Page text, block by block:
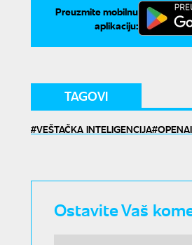
Preuzmite mobilnu
aplikaciju:
TAGOVI
VEŠTAČKA INTELIGENCIJA
Ostavite Vaš